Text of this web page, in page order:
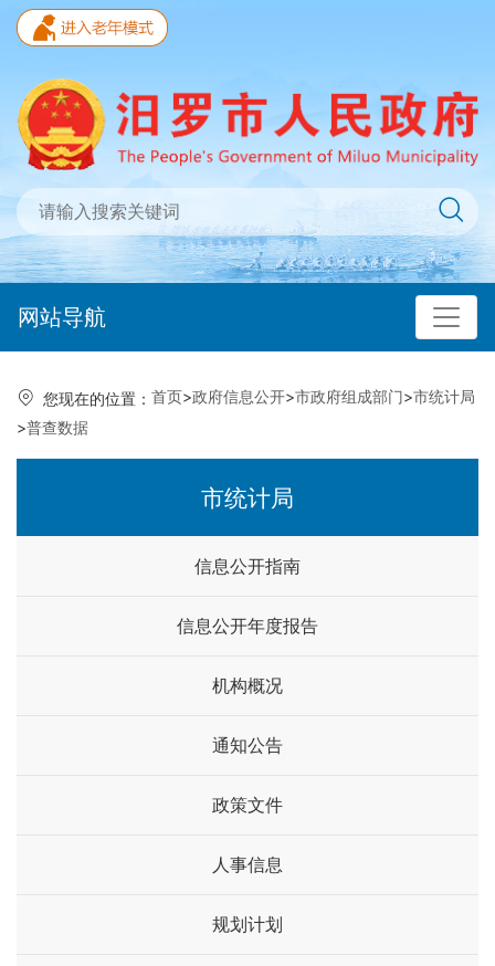
网站导航
您现在的位置： 首页>政府信息公开>市政府组成部门>市统计局
>普查数据
市统计局
信息公开指南
信息公开年度报告
机构概况
通知公告
政策文件
人事信息
规划计划